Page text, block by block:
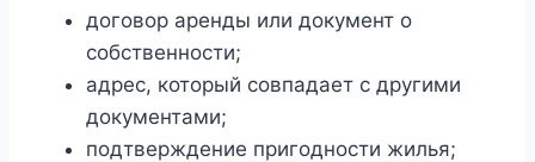
договор аренды или документ о
собственности;
адрес, который совпадает с другими
документами;
подтверждение пригодности жилья;